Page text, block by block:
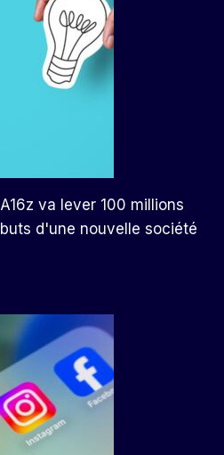
va lever 100 millions
d'une nouvelle société